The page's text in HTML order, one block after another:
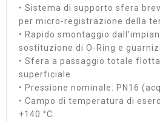
• Sistema di supporto sfera
per micro-registrazione della
• Rapido smontaggio
sostituzione di O-Ring e
• Sfera a passaggio totale
superficiale.
• Pressione nominale: PN16
• Campo di temperatura di
+140 °C.